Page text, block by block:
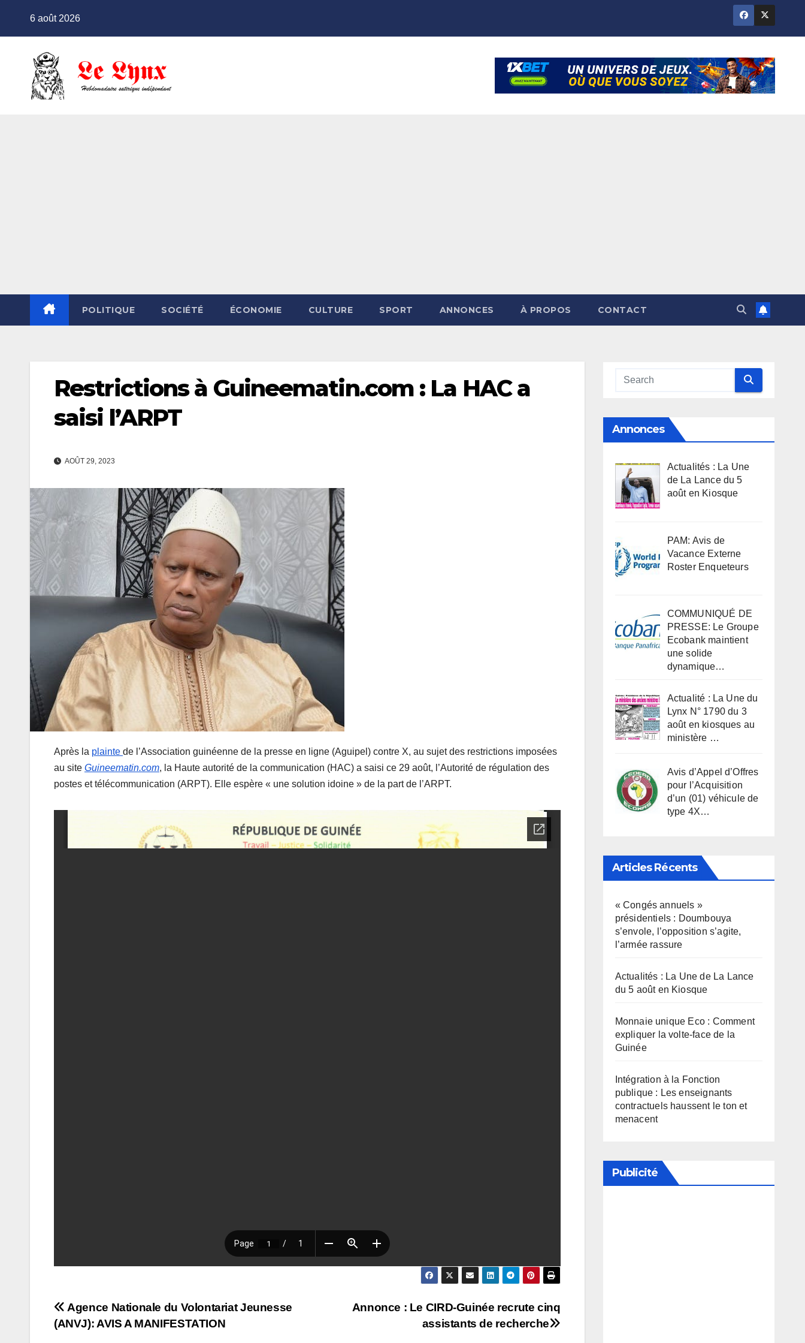
6 août 2026
POLITIQUE SOCIÉTÉ ÉCONOMIE CULTURE SPORT ANNONCES À PROPOS CONTACT
Restrictions à Guineematin.com : La HAC a
saisi l’ARPT
AOÛT 29, 2023
Après la plainte de l’Association guinéenne de la presse en ligne (Aguipel) contre X, au sujet des restrictions imposées
au site Guineematin.com, la Haute autorité de la communication (HAC) a saisi ce 29 août, l’Autorité de régulation des
postes et télécommunication (ARPT). Elle espère « une solution idoine » de la part de l’ARPT.
Navigation
de
Annonce : Le CIRD-Guinée recrute cinq
assistants de recherche
Agence Nationale du Volontariat Jeunesse
(ANVJ): AVIS A MANIFESTATION
Annonces
Actualités : La Une
de La Lance du 5
août en Kiosque
PAM: Avis de
Vacance Externe
Roster Enqueteurs
COMMUNIQUÉ DE
PRESSE: Le Groupe
Ecobank maintient
une solide
dynamique…
Actualité : La Une du
Lynx N° 1790 du 3
août en kiosques au
ministère …
Avis d’Appel d’Offres
pour l’Acquisition
d’un (01) véhicule de
type 4X…
Articles Récents
« Congés annuels »
présidentiels : Doumbouya
s’envole, l’opposition s’agite,
l’armée rassure
Actualités : La Une de La Lance
du 5 août en Kiosque
Monnaie unique Eco : Comment
expliquer la volte-face de la
Guinée
Intégration à la Fonction
publique : Les enseignants
contractuels haussent le ton et
menacent
Publicité